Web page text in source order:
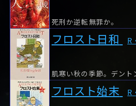
死刑か逆転無罪か。
フロスト日和 R
フロスト始末 R